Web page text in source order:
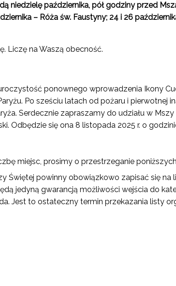
niedzielę października, pół godziny przed
– Róża św. Faustyny; 24 i 26
Liczę na Waszą obecność.
ponownego wprowadzenia Ikony
Po sześciu latach od pożaru i pierwotnej
Serdecznie zapraszamy do udziału w
Odbędzie się ona 8 listopada 2025 r. o
miejsc, prosimy o przestrzeganie
Świętej powinny obowiązkowo zapisać się na
jedyną gwarancją możliwości wejścia do
Jest to ostateczny termin przekazania listy